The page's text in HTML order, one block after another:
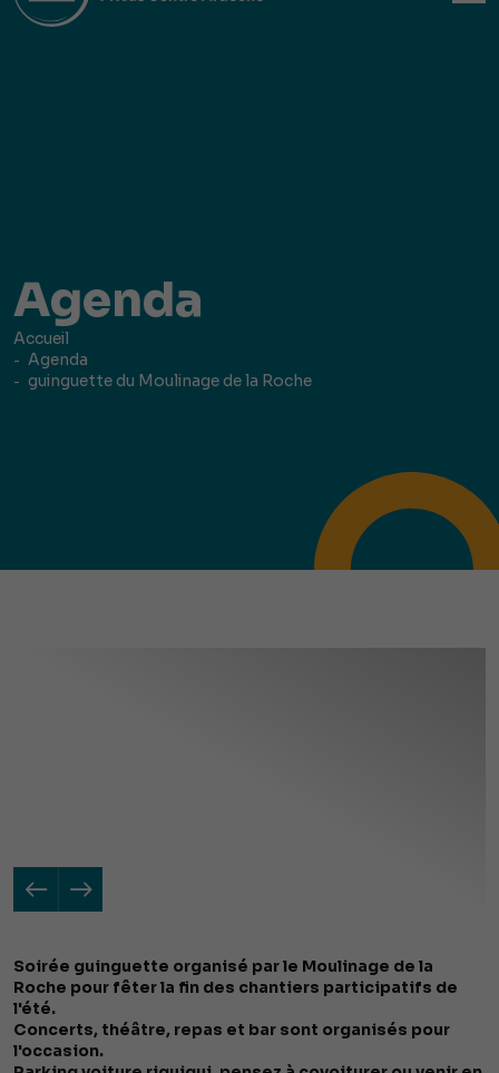
Agenda
Accueil
Agenda
guinguette du Moulinage de la Roche
Soirée guinguette organisé par le Moulinage de la
Roche pour fêter la fin des chantiers participatifs de
l'été.
Concerts, théâtre, repas et bar sont organisés pour
l'occasion.